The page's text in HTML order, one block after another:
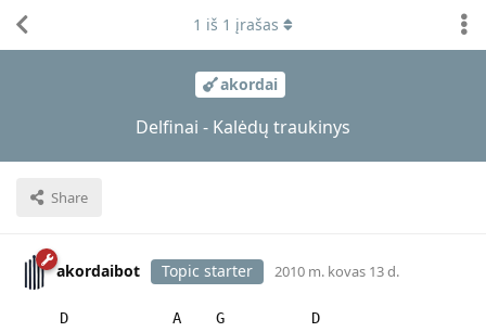
akordai
Delfinai - Kalėdų traukinys
Share
1 iš 1 įrašas
akordaibot Topic starter 2010 m. kovas 13 d.
D A G D